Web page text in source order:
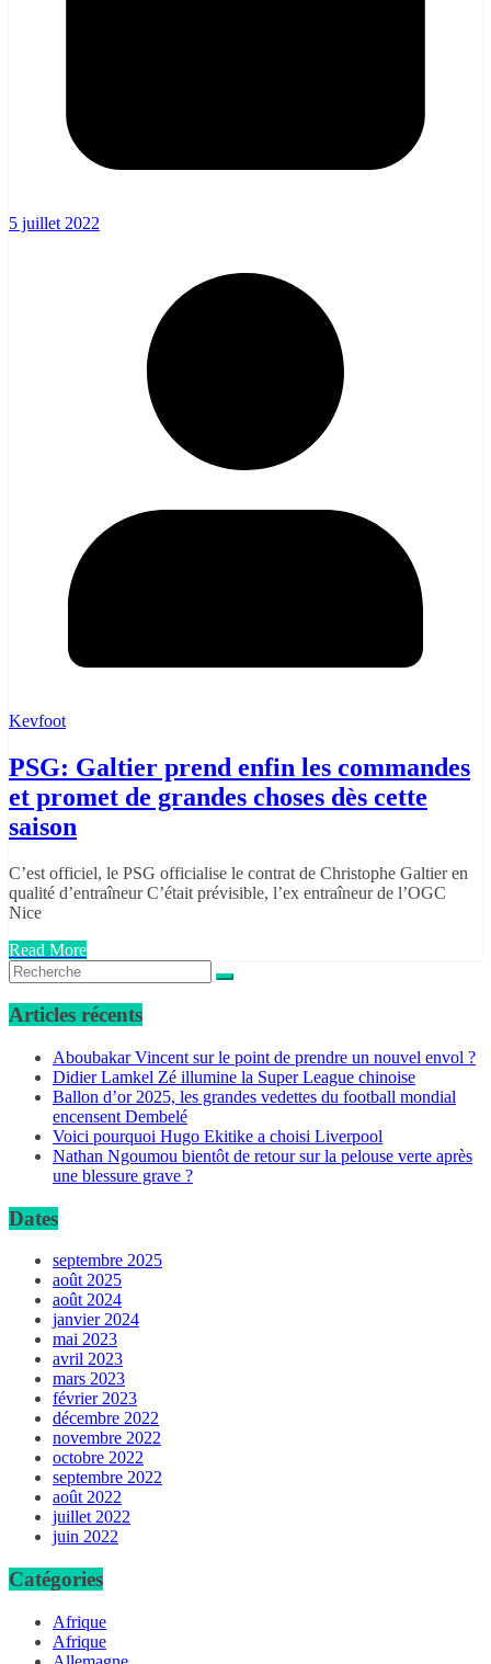
5 juillet 2022
Kevfoot
PSG: Galtier prend enfin les commandes
et promet de grandes choses dès cette
saison
C’est officiel, le PSG officialise le contrat de Christophe Galtier en
qualité d’entraîneur C’était prévisible, l’ex entraîneur de l’OGC
Nice
Read More
Articles récents
Aboubakar Vincent sur le point de prendre un nouvel envol ?
Didier Lamkel Zé illumine la Super League chinoise
Ballon d’or 2025, les grandes vedettes du football mondial
encensent Dembelé
Voici pourquoi Hugo Ekitike a choisi Liverpool
Nathan Ngoumou bientôt de retour sur la pelouse verte après
une blessure grave ?
Dates
septembre 2025
août 2025
août 2024
janvier 2024
mai 2023
avril 2023
mars 2023
février 2023
décembre 2022
novembre 2022
octobre 2022
septembre 2022
août 2022
juillet 2022
juin 2022
Catégories
Afrique
Afrique